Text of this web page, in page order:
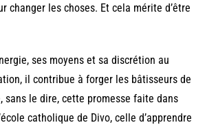
changer les choses. Et cela mérite d’être
ses moyens et sa discrétion au
il contribue à forger les bâtisseurs de
sans le dire, cette promesse faite dans
catholique de Divo, celle d’apprendre